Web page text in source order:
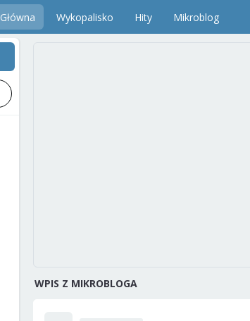
Główna Wykopalisko Hity Mikroblog
WPIS Z MIKROBLOGA